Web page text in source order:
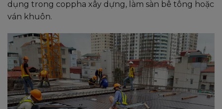
dụng trong coppha xây dựng, làm sàn bê tông hoặc
ván khuôn.